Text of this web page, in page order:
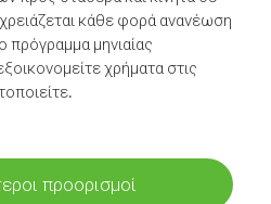
κάθε φορά ανανέωση
μηνιαίας
χρήματα στις
προορισμοί